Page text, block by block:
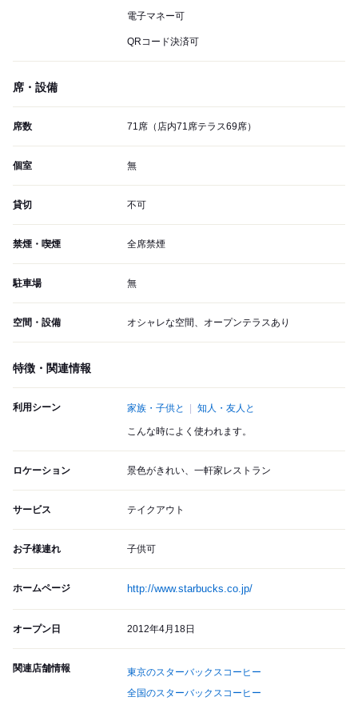
電子マネー可
QRコード決済可
席・設備
席数 71席（店内71席テラス69席）
個室 無
貸切 不可
禁煙・喫煙 全席禁煙
駐車場 無
空間・設備 オシャレな空間、オープンテラスあり
特徴・関連情報
利用シーン 家族・子供と 知人・友人と
こんな時によく使われます。
ロケーション 景色がきれい、一軒家レストラン
サービス テイクアウト
お子様連れ 子供可
ホームページ http://www.starbucks.co.jp/
オープン日 2012年4月18日
関連店舗情報
東京のスターバックスコーヒー
全国のスターバックスコーヒー